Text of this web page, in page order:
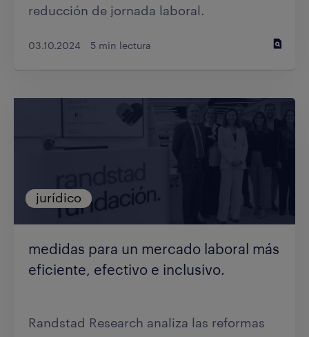
reducción de jornada laboral.
03.10.2024 5 min lectura
jurídico
medidas para un mercado laboral más
eficiente, efectivo e inclusivo.
Randstad Research analiza las reformas